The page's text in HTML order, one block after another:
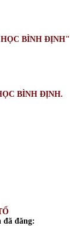
BÌNH ĐỊNH"
BÌNH ĐỊNH.
đã đăng: